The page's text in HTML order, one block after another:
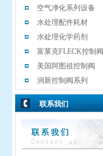
空气净化系列设备
水处理配件耗材
水处理化学药剂
富莱克FLECK控制阀
美国阿图祖控制阀
润新控制阀系列
联系我们